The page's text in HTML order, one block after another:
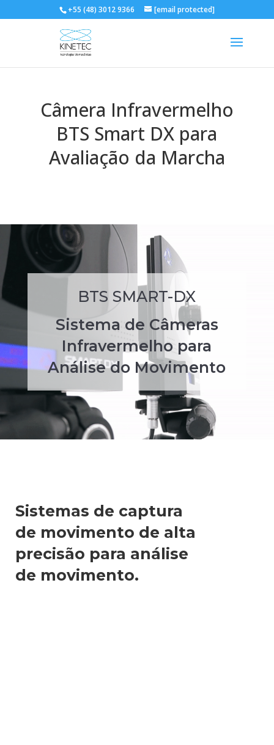
+55 (48) 3012 9366 [email protected]
Câmera Infravermelho
BTS Smart DX para
Avaliação da Marcha
BTS SMART-DX
Sistema de Câmeras
Infravermelho para
Análise do Movimento
Sistemas de captura
de movimento de alta
precisão para análise
de movimento.